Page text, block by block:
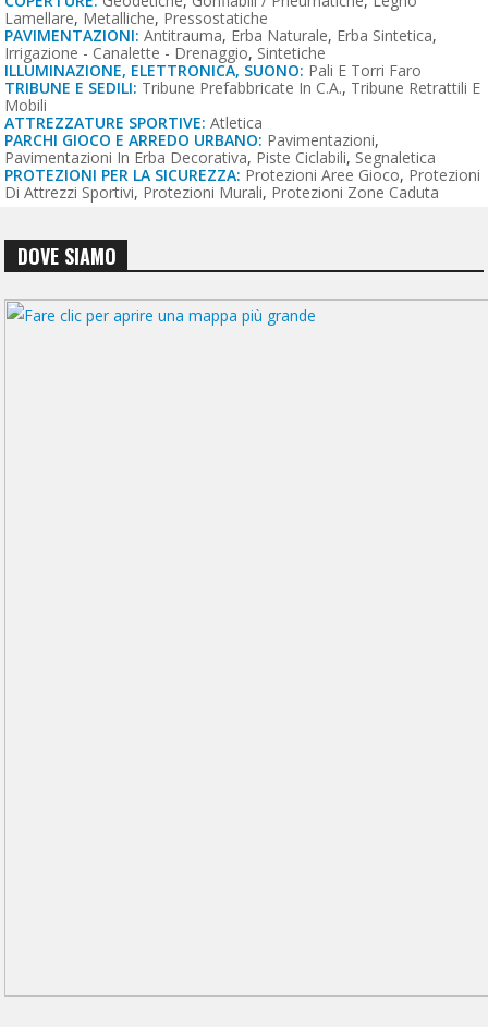
Lamellare, Metalliche, Pressostatiche
PAVIMENTAZIONI: Antitrauma, Erba Naturale, Erba Sintetica,
Irrigazione - Canalette - Drenaggio, Sintetiche
ILLUMINAZIONE, ELETTRONICA, SUONO: Pali E Torri Faro
TRIBUNE E SEDILI: Tribune Prefabbricate In C.a., Tribune Retrattili E
Mobili
ATTREZZATURE SPORTIVE: Atletica
PARCHI GIOCO E ARREDO URBANO: Pavimentazioni,
Pavimentazioni In Erba Decorativa, Piste Ciclabili, Segnaletica
PROTEZIONI PER LA SICUREZZA: Protezioni Aree Gioco, Protezioni
Di Attrezzi Sportivi, Protezioni Murali, Protezioni Zone Caduta
DOVE SIAMO